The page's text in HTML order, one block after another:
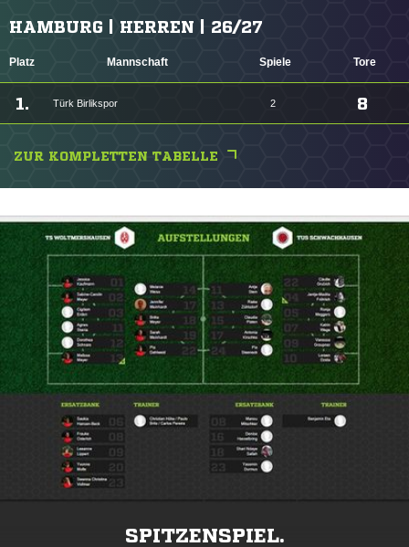
HAMBURG | HERREN | 26/27
Platz Mannschaft Spiele Tore
1. Türk Birlikspor 2 8
ZUR KOMPLETTEN TABELLE
SPITZENSPIEL.